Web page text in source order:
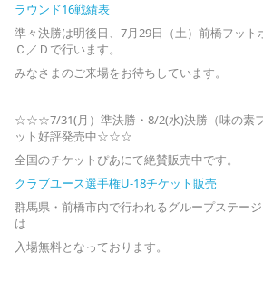
ラウンド16戦績表
準々決勝は明後日、7月29日（土）前橋フット
Ｃ／Ｄで行います。
みなさまのご来場をお待ちしています。
☆☆☆7/31(月）準決勝・8/2(水)決勝（味の素
ット好評発売中☆☆☆
全国のチケットぴあにて絶賛販売中です。
クラブユース選手権U-18チケット販売
群馬県・前橋市内で行われるグループステー
は
入場無料となっております。